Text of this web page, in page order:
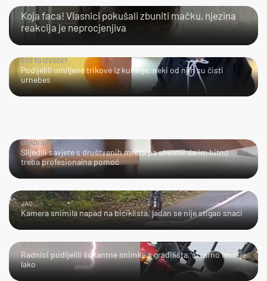
Koja faca! Vlasnici pokušali zbuniti mačku, njezina
reakcija je neprocjenjiva
ŠTO TO IZVODE?
Podijelili omiljene trikove iz kuhinje, neki od njih su čisti
urnebes
URADI SAM?
Slijedili savjete s društvenih mreža pa shvatili da im hitno
treba profesionalna pomoć
JAO...
Kamera snimila napad na biciklista, jadan se nije stigao snaći
Radnici podijelili šokantne snimke s gradilišta, stvarno im nije
lako